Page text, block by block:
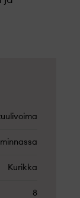
Kurikka
8